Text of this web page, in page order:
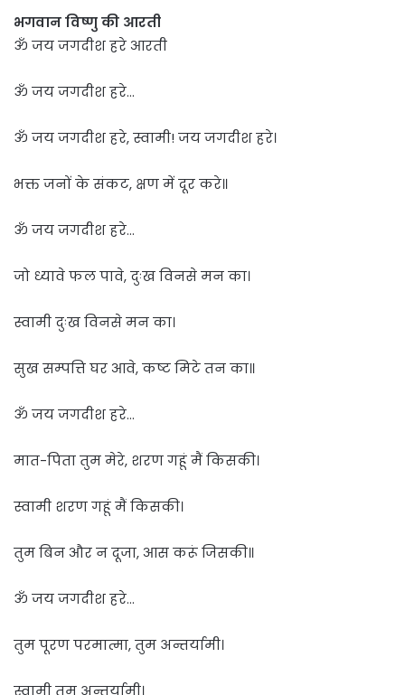
भगवान विष्णु की आरती
ॐ जय जगदीश हरे आरती
ॐ जय जगदीश हरे…
ॐ जय जगदीश हरे, स्वामी! जय जगदीश हरे।
भक्त जनों के संकट, क्षण में दूर करे॥
ॐ जय जगदीश हरे…
जो ध्यावे फल पावे, दुःख विनसे मन का।
स्वामी दुःख विनसे मन का।
सुख सम्पत्ति घर आवे, कष्ट मिटे तन का॥
ॐ जय जगदीश हरे…
मात-पिता तुम मेरे, शरण गहूं मैं किसकी।
स्वामी शरण गहूं मैं किसकी।
तुम बिन और न दूजा, आस करूं जिसकी॥
ॐ जय जगदीश हरे…
तुम पूरण परमात्मा, तुम अन्तर्यामी।
स्वामी तुम अन्तर्यामी।